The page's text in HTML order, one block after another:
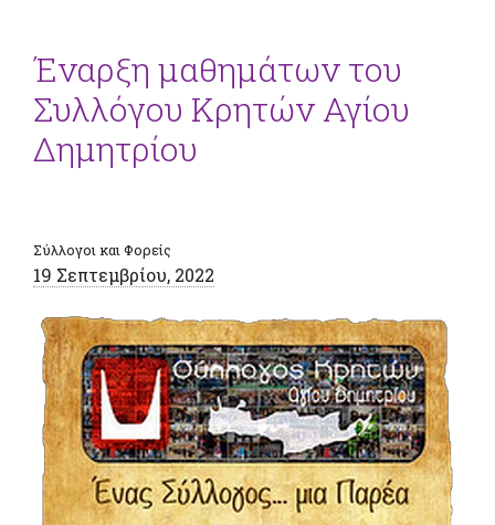
Έναρξη μαθημάτων του
Συλλόγου Κρητών Αγίου
Δημητρίου
Σύλλογοι και Φορείς
19 Σεπτεμβρίου, 2022